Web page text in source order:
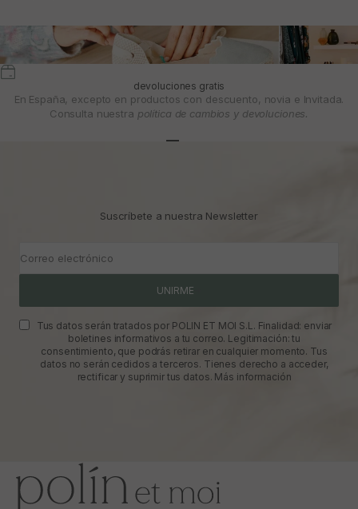
devoluciones gratis
En España, excepto en productos con descuento, novia e Invitada.
Consulta nuestra política de cambios y devoluciones.
Suscríbete a nuestra Newsletter
Correo electrónico
UNIRME
Tus datos serán tratados por POLIN ET MOI S.L. Finalidad: enviar
boletines informativos a tu correo. Legitimación: tu
consentimiento, que podrás retirar en cualquier momento. Tus
datos no serán cedidos a terceros. Tienes derecho a acceder,
rectificar y suprimir tus datos. Más información